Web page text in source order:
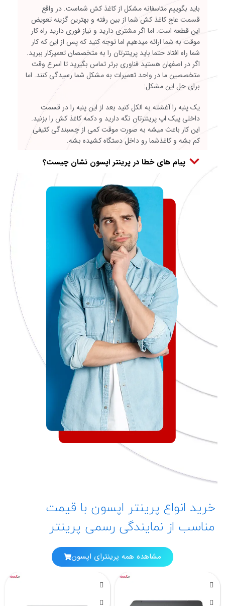
باید بگوییم متاسفانه مشکل از کاغذ کش شماست. در واقع
قسمت عاج کاغذ کش شما از بین رفته و بهترین گزینه تعویض
این قطعه است. اما اگر مشتری دارید و نیاز فوری دارید راه کار
موقت به شما ارائه میدهیم اما توجه کنید که پس از این که کار
شما راه افتاد حتما باید پرینترتان را به متخصصان تعمیرکار ببرید.
اگر در اصفهان هستید فناوری برتر تماس بگیرید تا اسرع وقت
متخصصین ما در واحد تعمیرات به مشکل شما رسیدگی کنند. اما
برای حل این مشکل:
یک پنبه را آغشته به الکل کنید بعد از این پنبه را در قسمت
داخلی پیک اپ پرینترتان نگه دارید و دکمه کاغذ کش را بزنید.
این کار باعث میشه به صورت موقت کمی از چسبندگی کثیفی
کم بشه و کاغذشما رو داخل دستگاه کشیده بشه.
پیام های خطا در پرینتر اپسون نشان چیست؟
خرید انواع پرینتر اپسون با قیمت
مناسب از نمایندگی رسمی پرینتر
مشاهده همه پرینترای اپسون